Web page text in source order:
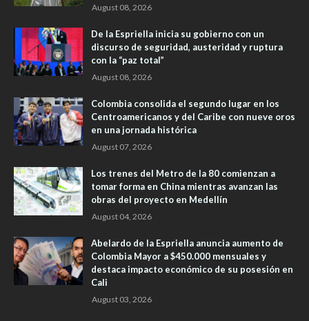
August 08, 2026
De la Espriella inicia su gobierno con un
discurso de seguridad, austeridad y ruptura
con la “paz total”
August 08, 2026
Colombia consolida el segundo lugar en los
Centroamericanos y del Caribe con nueve oros
en una jornada histórica
August 07, 2026
Los trenes del Metro de la 80 comienzan a
tomar forma en China mientras avanzan las
obras del proyecto en Medellín
August 04, 2026
Abelardo de la Espriella anuncia aumento de
Colombia Mayor a $450.000 mensuales y
destaca impacto económico de su posesión en
Cali
August 03, 2026